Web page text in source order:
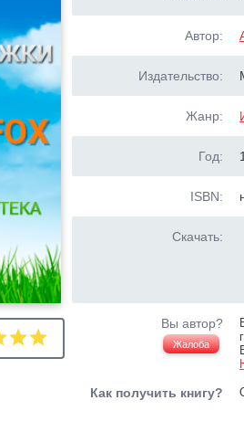
Автор:
Издательство:
Жанр:
Год:
ISBN:
Скачать:
Вы автор?
Жалоба
Как получить книгу?